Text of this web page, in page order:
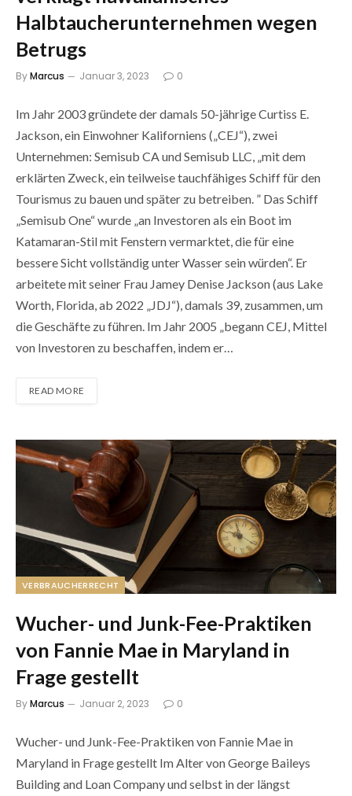
Halbtaucherunternehmen wegen
Betrugs
ByMarcus Januar 3, 2023 0
Im Jahr 2003 gründete der damals 50-jährige Curtiss E.
Jackson, ein Einwohner Kaliforniens („CEJ“), zwei
Unternehmen: Semisub CA und Semisub LLC, „mit dem
erklärten Zweck, ein teilweise tauchfähiges Schiff für den
Tourismus zu bauen und später zu betreiben. ” Das Schiff
„Semisub One“ wurde „an Investoren als ein Boot im
Katamaran-Stil mit Fenstern vermarktet, die für eine
bessere Sicht vollständig unter Wasser sein würden“. Er
arbeitete mit seiner Frau Jamey Denise Jackson (aus Lake
Worth, Florida, ab 2022 „JDJ“), damals 39, zusammen, um
die Geschäfte zu führen. Im Jahr 2005 „begann CEJ, Mittel
von Investoren zu beschaffen, indem er…
READ MORE
VERBRAUCHERRECHT
Wucher- und Junk-Fee-Praktiken
von Fannie Mae in Maryland in
Frage gestellt
ByMarcus Januar 2, 2023 0
Wucher- und Junk-Fee-Praktiken von Fannie Mae in
Maryland in Frage gestellt Im Alter von George Baileys
Building and Loan Company und selbst in der längst